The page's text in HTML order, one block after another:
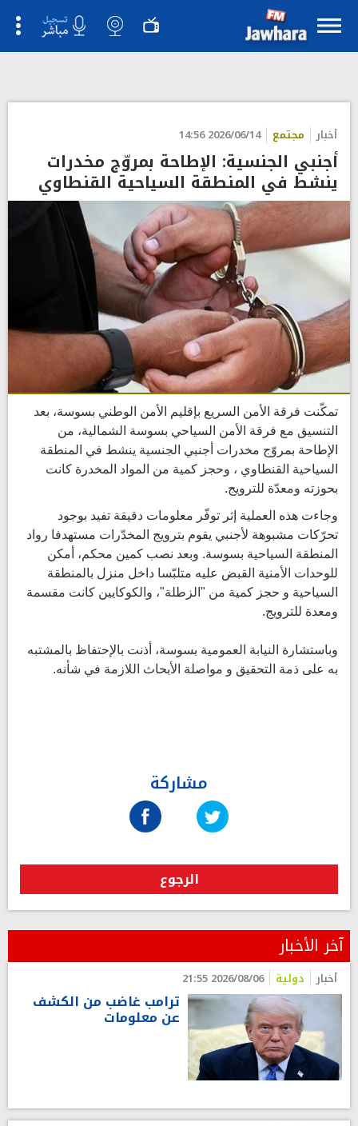
أخبار مجتمع 2026/06/14 14:56
أجنبي الجنسية: الإطاحة بمروّج مخدرات
ينشط في المنطقة السياحية القنطاوي
تمكّنت فرقة الأمن السريع بإقليم الأمن الوطني بسوسة، بعد
التنسيق مع فرقة الأمن السياحي بسوسة الشمالية، من
الإطاحة بمروّج مخدرات أجنبي الجنسية ينشط في المنطقة
السياحية القنطاوي ، وحجز كمية من المواد المخدرة كانت
بحوزته ومعدّة للترويج.
وجاءت هذه العملية إثر توفّر معلومات دقيقة تفيد بوجود
تحرّكات مشبوهة لأجنبي يقوم بترويج المخدّرات مستهدفا رواد
المنطقة السياحية بسوسة. وبعد نصب كمين محكم، أمكن
للوحدات الأمنية القبض عليه متلبّسا داخل منزل بالمنطقة
السياحية و حجز كمية من "الزطلة"، والكوكايين كانت مقسمة
ومعدة للترويج.
وباستشارة النيابة العمومية بسوسة، أذنت بالإحتفاظ بالمشتبه
به على ذمة التحقيق و مواصلة الأبحاث اللازمة في شأنه.
مشاركة
الرجوع
آخر الأخبار
أخبار دولية 2026/08/06 21:55
ترامب غاضب من الكشف
عن معلومات